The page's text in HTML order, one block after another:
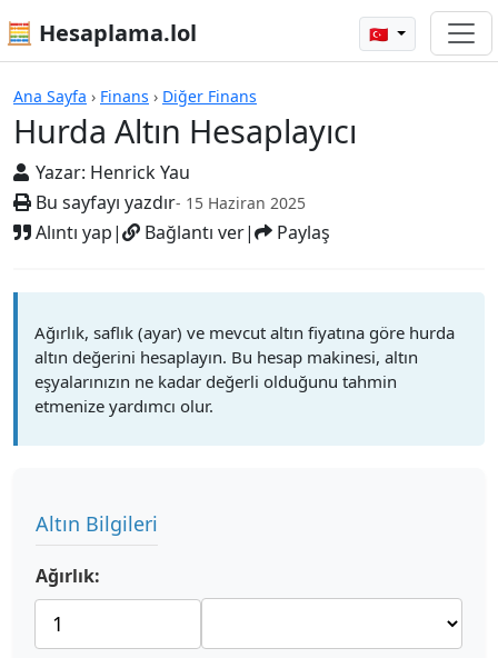
🧮 Hesaplama.lol 🇹🇷
Ana Sayfa › Finans › Diğer Finans
Hurda Altın Hesaplayıcı
Yazar: Henrick Yau
Bu sayfayı yazdır- 15 Haziran 2025
Alıntı yap| Bağlantı ver| Paylaş
Hesap Makineleri
Ağırlık, saflık (ayar) ve mevcut altın fiyatına göre hurda
altın değerini hesaplayın. Bu hesap makinesi, altın
eşyalarınızın ne kadar değerli olduğunu tahmin
etmenize yardımcı olur.
Altın Bilgileri
Ağırlık: